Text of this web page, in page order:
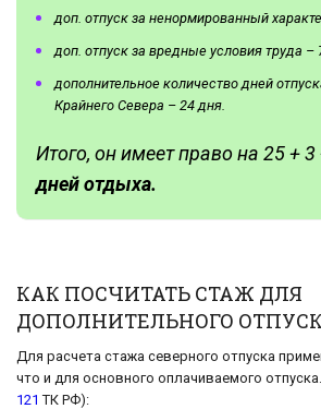
доп. отпуск за ненормированный
доп. отпуск за вредные условия труда –
дополнительное количество дней
Крайнего Севера – 24 дня.
Итого, он имеет право на 25 + 3
дней отдыха.
КАК ПОСЧИТАТЬ СТАЖ ДЛЯ
ДОПОЛНИТЕЛЬНОГО
Для расчета стажа северного отпуска
что и для основного оплачиваемого
121 ТК РФ):